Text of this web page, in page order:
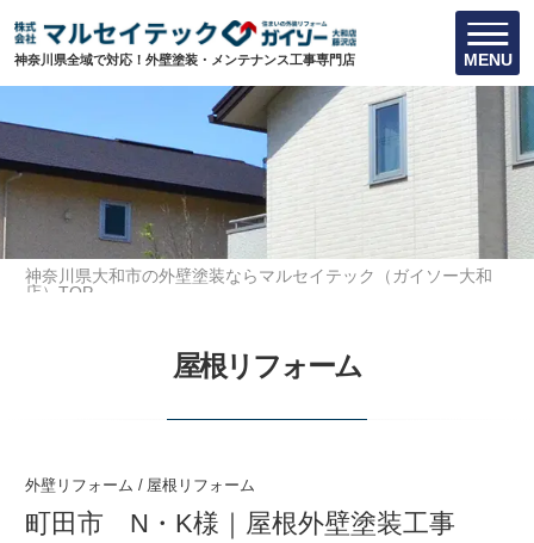
神奈川県全域で対応！外壁塗装・メンテナンス工事専門店 MENU
神奈川県大和市の外壁塗装ならマルセイテック（ガイソー大和
店）TOP
屋根リフォーム
外壁リフォーム / 屋根リフォーム
町田市 N・K様｜屋根外壁塗装工事